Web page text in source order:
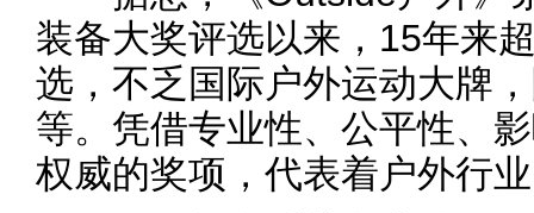
装备大奖评选以来，15年来
选，不乏国际户外运动大牌
等。凭借专业性、公平性、
权威的奖项，代表着户外行